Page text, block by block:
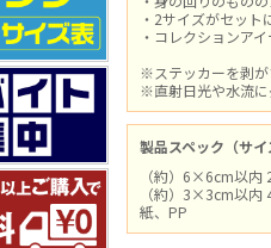
・2サイズがセット
・コレクションアイ
※ステッカーを剥が
※直射日光や水流に
製品スペック（サイ
（約）6×6cm以内
（約）3×3cm以内
紙、PP